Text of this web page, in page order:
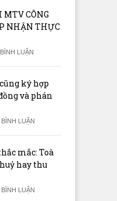
Long An: Nam thanh niên cất
ma túy, định thông chốt
soát dịch
CÔNG
NHẬN THỰC
LUẬN
ký hợp
và phán
BÌNH LUẬN
mắc: Toà
hay thu
BÌNH LUẬN